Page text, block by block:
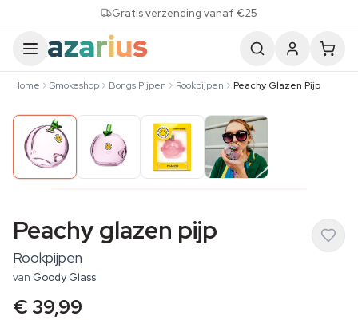
Gratis verzending vanaf €25
Home Smokeshop Bongs Pijpen Rookpijpen Peachy Glazen Pijp
Peachy glazen pijp
Rookpijpen
van Goody Glass
€ 39,99